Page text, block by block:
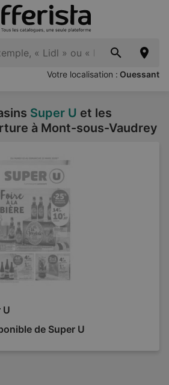
Votre localisation : Ouessant
Super U et les
à Mont-sous-Vaudrey
U
de Super U